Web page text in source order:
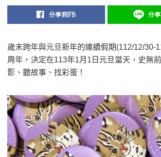
分享到FB 分
歲末跨年與元旦新年的連續假期(112/12/
周年，決定在113年1月1日元旦當天，史無
影、聽故事、找彩蛋！